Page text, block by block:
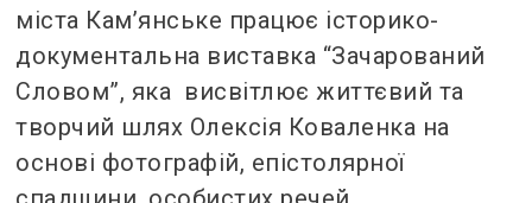
міста Кам’янське працює історико-
документальна виставка “Зачарований
Словом”, яка висвітлює життєвий та
творчий шлях Олексія Коваленка на
основі фотографій, епістолярної